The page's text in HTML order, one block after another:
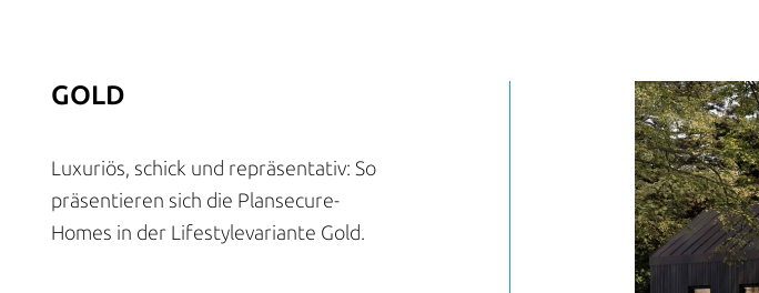
GOLD
Luxuriös, schick und repräsentativ: So
präsentieren sich die Plansecure-
Homes in der Lifestylevariante Gold.